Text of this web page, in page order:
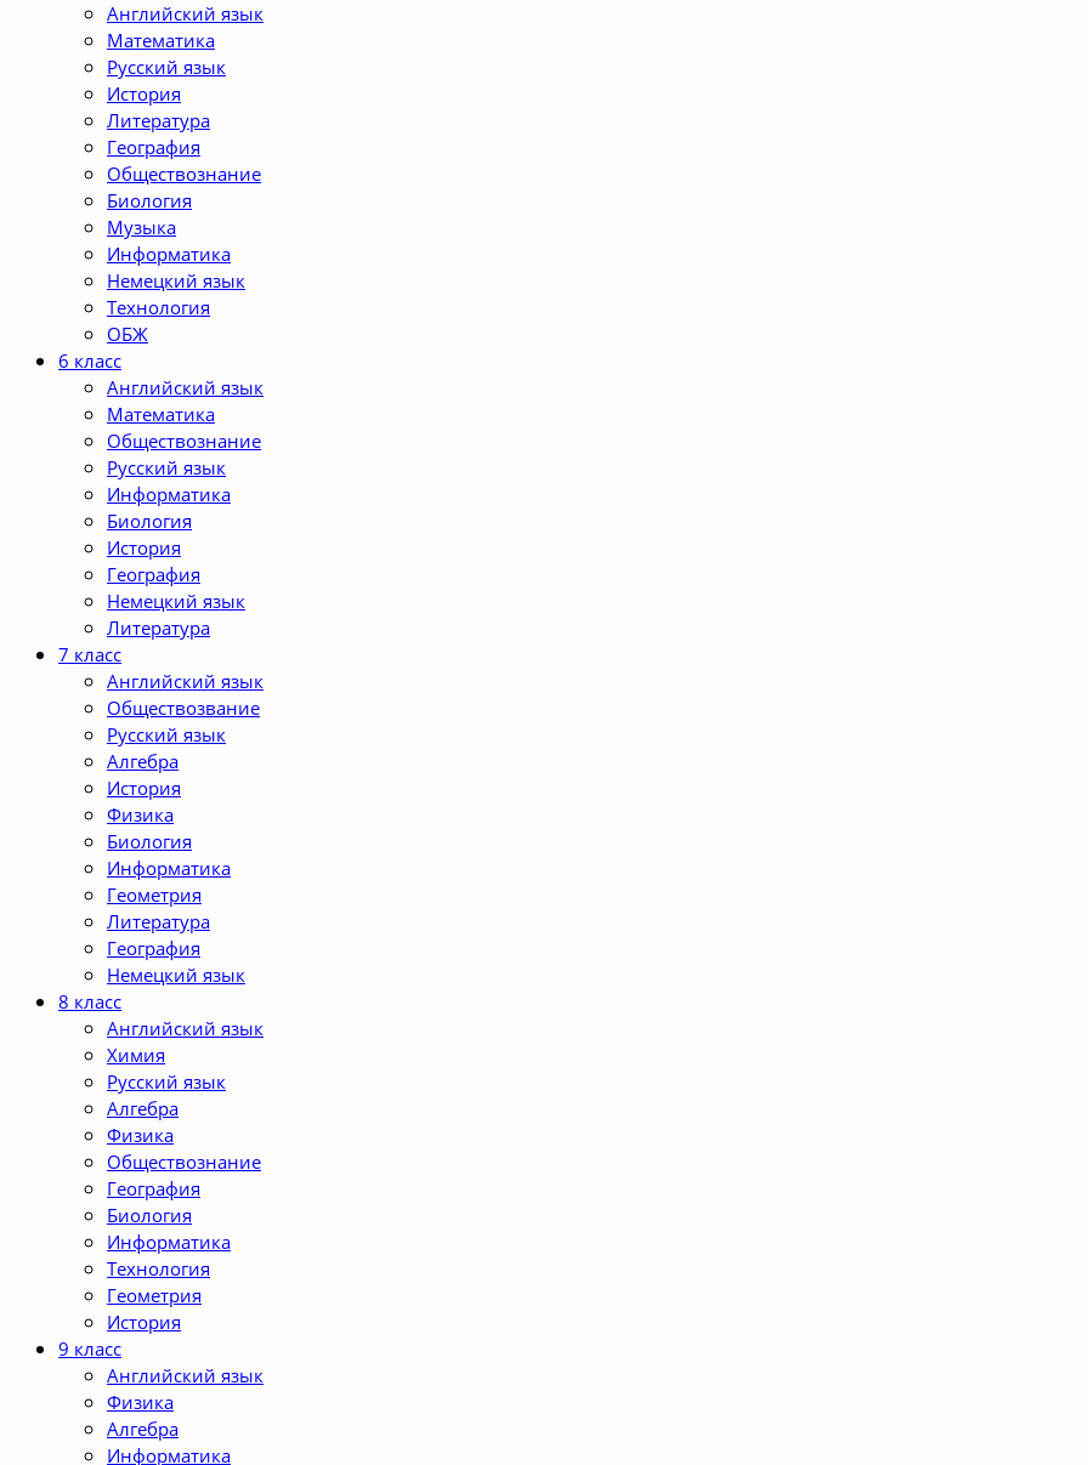
Английский язык
Математика
Русский язык
История
Литература
География
Обществознание
Биология
Музыка
Информатика
Немецкий язык
Технология
ОБЖ
6 класс
Английский язык
Математика
Обществознание
Русский язык
Информатика
Биология
История
География
Немецкий язык
Литература
7 класс
Английский язык
Обществозвание
Русский язык
Алгебра
История
Физика
Биология
Информатика
Геометрия
Литература
География
Немецкий язык
8 класс
Английский язык
Химия
Русский язык
Алгебра
Физика
Обществознание
География
Биология
Информатика
Технология
Геометрия
История
9 класс
Английский язык
Физика
Алгебра
Информатика